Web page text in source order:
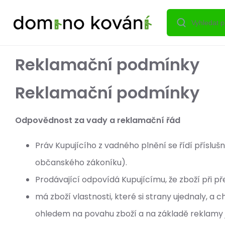
Reklamační podmínky
Reklamační podmínky
Odpovědnost za vady a reklamační řád
Práv Kupujícího z vadného plnění se řídí
občanského zákoníku).
Prodávající odpovídá Kupujícímu, že zboží při
má zboží vlastnosti, které si strany ujednaly, a
ohledem na povahu zboží a na základě